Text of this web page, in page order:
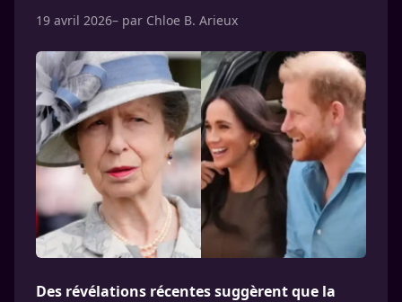
19 avril 2026– par Chloe B. Arieux
Des révélations récentes suggèrent que la